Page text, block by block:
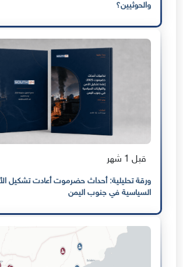
والحوثيين؟
قبل 1 شهر
ورقة تحليلية: أحداث حضرموت أعادت تشكيل
السياسية في جنوب اليمن